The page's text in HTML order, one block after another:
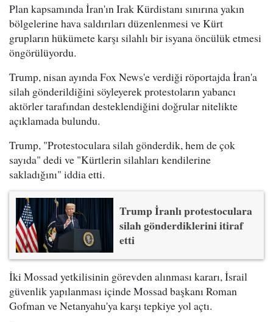
Plan kapsamında İran'ın Irak Kürdistanı sınırına yakın
bölgelerine hava saldırıları düzenlenmesi ve Kürt
grupların hükümete karşı silahlı bir isyana öncülük etmesi
öngörülüyordu.
Trump, nisan ayında Fox News'e verdiği röportajda İran'a
silah gönderildiğini söyleyerek protestoların yabancı
aktörler tarafından desteklendiğini doğrular nitelikte
açıklamada bulundu.
Trump, "Protestoculara silah gönderdik, hem de çok
sayıda" dedi ve "Kürtlerin silahları kendilerine
sakladığını" iddia etti.
Trump İranlı protestoculara
silah gönderdiklerini itiraf
etti
İki Mossad yetkilisinin görevden alınması kararı, İsrail
güvenlik yapılanması içinde Mossad başkanı Roman
Gofman ve Netanyahu'ya karşı tepkiye yol açtı.